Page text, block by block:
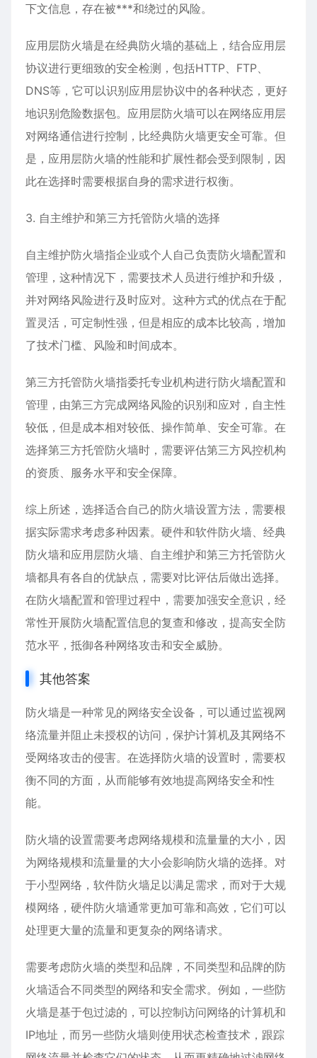
下文信息，存在被***和绕过的风险。
应用层防火墙是在经典防火墙的基础上，结合应用层
协议进行更细致的安全检测，包括HTTP、FTP、
DNS等，它可以识别应用层协议中的各种状态，更好
地识别危险数据包。应用层防火墙可以在网络应用层
对网络通信进行控制，比经典防火墙更安全可靠。但
是，应用层防火墙的性能和扩展性都会受到限制，因
此在选择时需要根据自身的需求进行权衡。
3. 自主维护和第三方托管防火墙的选择
自主维护防火墙指企业或个人自己负责防火墙配置和
管理，这种情况下，需要技术人员进行维护和升级，
并对网络风险进行及时应对。这种方式的优点在于配
置灵活，可定制性强，但是相应的成本比较高，增加
了技术门槛、风险和时间成本。
第三方托管防火墙指委托专业机构进行防火墙配置和
管理，由第三方完成网络风险的识别和应对，自主性
较低，但是成本相对较低、操作简单、安全可靠。在
选择第三方托管防火墙时，需要评估第三方风控机构
的资质、服务水平和安全保障。
综上所述，选择适合自己的防火墙设置方法，需要根
据实际需求考虑多种因素。硬件和软件防火墙、经典
防火墙和应用层防火墙、自主维护和第三方托管防火
墙都具有各自的优缺点，需要对比评估后做出选择。
在防火墙配置和管理过程中，需要加强安全意识，经
常性开展防火墙配置信息的复查和修改，提高安全防
范水平，抵御各种网络攻击和安全威胁。
其他答案
防火墙是一种常见的网络安全设备，可以通过监视网
络流量并阻止未授权的访问，保护计算机及其网络不
受网络攻击的侵害。在选择防火墙的设置时，需要权
衡不同的方面，从而能够有效地提高网络安全和性
能。
防火墙的设置需要考虑网络规模和流量量的大小，因
为网络规模和流量量的大小会影响防火墙的选择。对
于小型网络，软件防火墙足以满足需求，而对于大规
模网络，硬件防火墙通常更加可靠和高效，它们可以
处理更大量的流量和更复杂的网络请求。
需要考虑防火墙的类型和品牌，不同类型和品牌的防
火墙适合不同类型的网络和安全需求。例如，一些防
火墙是基于包过滤的，可以控制访问网络的计算机和
IP地址，而另一些防火墙则使用状态检查技术，跟踪